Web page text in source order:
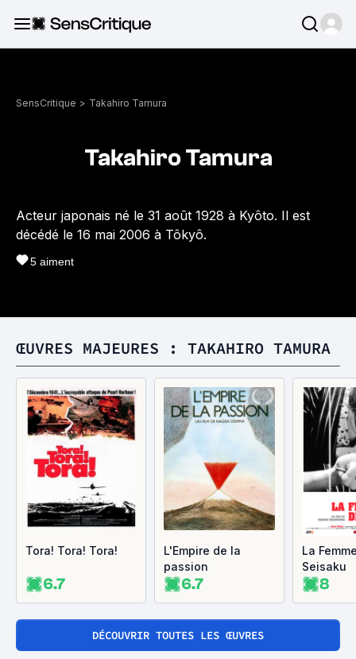
SensCritique > Takahiro Tamura
Takahiro Tamura
Acteur japonais né le 31 août 1928 à Kyôto. Il est
décédé le 16 mai 2006 à Tôkyô.
5 aiment
ŒUVRES MAJEURES : TAKAHIRO TAMURA
Tora! Tora! Tora!
6.7
L'Empire de la
passion
6.7
La
Seisaku
8
DÉCOUVRIR TOUTES LES ŒUVRES